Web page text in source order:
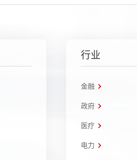
行业
金融
政府
医疗
电力